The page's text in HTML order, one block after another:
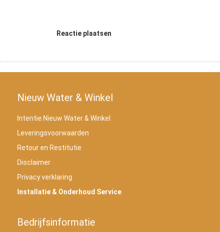
Reactie plaatsen
Nieuw Water & Winkel
Intentie Nieuw Water & Winkel
Leveringsvoorwaarden
Retour en Restitutie
Disclaimer
Privacy verklaring
Installatie & Onderhoud Service
Bedrijfsinformatie